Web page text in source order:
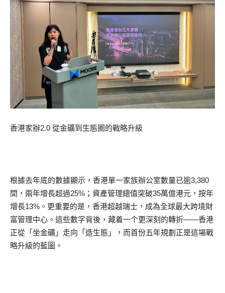
香港家辦2.0 從金礦到生態圈的戰略升級
根據去年底的數據顯示，香港單一家族辦公室數量已逾3,380
間，兩年增長超過25%；資產管理總值突破35萬億港元，按年
增長13%。更重要的是，香港超越瑞士，成為全球最大跨境財
富管理中心。這些數字背後，藏着一个更深刻的轉折——香港
正從「坐金礦」走向「造生態」，而首份五年規劃正是這場戰
略升級的藍圖。